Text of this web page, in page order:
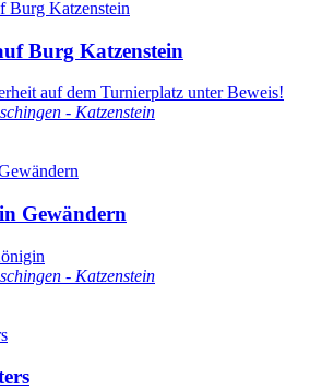
Burg Katzenstein
auf dem Turnierplatz unter Beweis!
- Katzenstein
Gewändern
- Katzenstein